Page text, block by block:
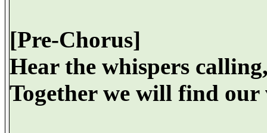
[Pre-Chorus]
Hear the whispers
Together we will find